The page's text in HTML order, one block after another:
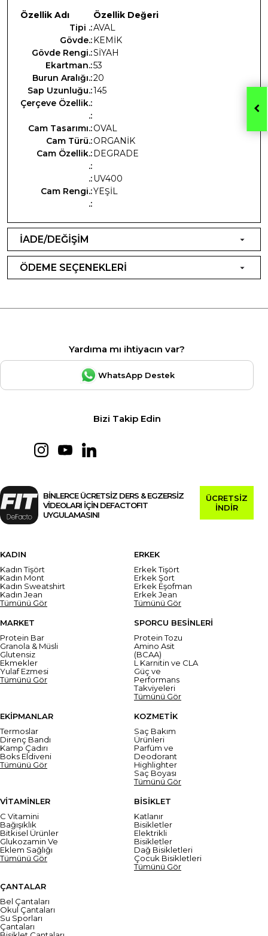
Özellik Adı
Özellik Değeri
Tipi .:AVAL
Gövde.:KEMİK
Gövde Rengi.:SİYAH
Ekartman.:53
Burun Aralığı.:20
Sap Uzunluğu.:145
Çerçeve Özellik.:
.:
Cam Tasarımı.:OVAL
Cam Türü.:ORGANİK
Cam Özellik.:DEGRADE
.:
.:UV400
Cam Rengi.:YEŞİL
.:
İADE/DEĞİŞİM
ÖDEME SEÇENEKLERİ
Yardıma mı ihtiyacın var?
WhatsApp Destek
Bizi Takip Edin
BİNLERCE ÜCRETSİZ DERS & EGZERSİZ
VİDEOLARI İÇİN DEFACTOFIT
UYGULAMASINI
ÜCRETSİZ
İNDİR
KADIN
Kadın Tişört
Kadın Mont
Kadın Sweatshirt
Kadın Jean
Tümünü Gör
ERKEK
Erkek Tişört
Erkek Şort
Erkek Eşofman
Erkek Jean
Tümünü Gör
MARKET
Protein Bar
Granola & Müsli
Glutensiz
Ekmekler
Yulaf Ezmesi
Tümünü Gör
SPORCU BESİNLERİ
Protein Tozu
Amino Asit
(BCAA)
L Karnitin ve CLA
Güç ve
Performans
Takviyeleri
Tümünü Gör
EKİPMANLAR
Termoslar
Direnç Bandı
Kamp Çadırı
Boks Eldiveni
Tümünü Gör
KOZMETİK
Saç Bakım
Ürünleri
Parfüm ve
Deodorant
Highlighter
Saç Boyası
Tümünü Gör
VİTAMİNLER
C Vitamini
Bağışıklık
Bitkisel Ürünler
Glukozamin Ve
Eklem Sağlığı
Tümünü Gör
BİSİKLET
Katlanır
Bisikletler
Elektrikli
Bisikletler
Dağ Bisikletleri
Çocuk Bisikletleri
Tümünü Gör
ÇANTALAR
Bel Çantaları
Okul Çantaları
Su Sporları
Çantaları